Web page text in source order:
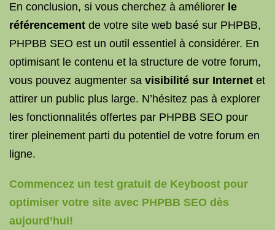
En conclusion, si vous cherchez à améliorer le
référencement de votre site web basé sur PHPBB,
PHPBB SEO est un outil essentiel à considérer. En
optimisant le contenu et la structure de votre forum,
vous pouvez augmenter sa visibilité sur Internet et
attirer un public plus large. N’hésitez pas à explorer
les fonctionnalités offertes par PHPBB SEO pour
tirer pleinement parti du potentiel de votre forum en
ligne.
Commencez un test gratuit de Keyboost pour
optimiser votre site avec PHPBB SEO dès
aujourd’hui!